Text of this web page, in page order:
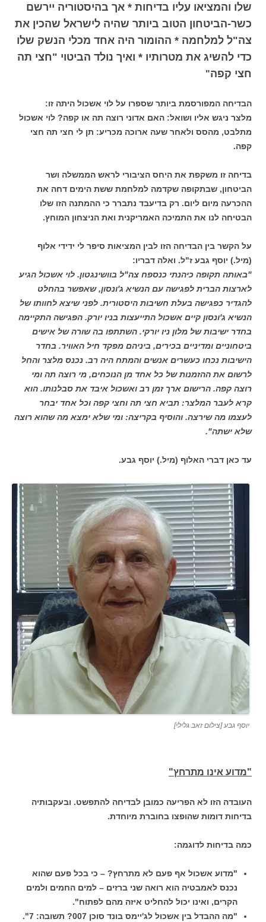
שלו והמציאו עליו בדיחות * אך בהיסטוריה יירשם
כשר-הביטחון הטוב ביותר שהיה לישראל שהכין את
צה"ל למלחמה * ההומור היה אחד מכלי הנשק שלו
כדי להשיג את מטרותיו * ואיך נולד הביטוי "חצי תה
חצי קפה"
הבדיחה המפורסמת ביותר שספרו על לוי אשכול היתה זו:
מלצר ניגש אליו ושואל: האם אדוני רוצה תה או קפה? לוי אשכול
מתלבט, מהסס ולאחר שעה ארוכה מכריע: תן לי חצי תה חצי
קפה.
בדיחה זו משקפת את היחס הציבורי לראש הממשלה ושר
הביטחון, שבתקופה שקדמה למלחמת ששת הימים דחה את
ההכרעה מיום ליום. רק בדיעבד נתברר כי ההמתנה הזו שלו
הבטיחה לנו את התמיכה האמריקנית ואת הניצחון המוחץ.
על הקשר בין הבדיחה הזו לבין המציאות סיפר לי ידידי אלוף
(מיל.) יוסף גבע ז"ל. ואלה דבריו:
"באותה תקופה כיהנתי כנספח צה"ל בוושינגטון. לוי אשכול הגיע
לארצות הברית לפגישה עם הנשיא ג'ונסון, שאפשר בהחלט
להגדיר כפגישה בעלת חשיבות היסטורית. לפני שיצא לחוותו של
הנשיא ג'ונסון קיים אשכול התייעצות בניו יורק. הפגישה התקיימה
בחדר ישיבות של מלון ניו יורקי. השתתפו בה שורה של אישים
ביטחוניים ומדיניים בכירים, ביניהם מפקד חיל האוויר. בחדר
הישיבות נכחו כעשרים אנשים והמתח היה רב. נכנס מלצר והחל
לרשום את ההזמנות של כל אחד מן הנוכחים, מי רוצה תה ומי
רוצה קפה. הרישום ארך זמן רב ואשכול איבד את סבלנותו. הוא
קרא לעבר המלצר: תביא חצי תה וחצי קפה וכל אחד יבחר
לעצמו מה שירצה. והוסיף בקריצה: ומי שלא ימצא מה שהוא רוצה
שלא ישתה".
עד כאן דברי האלוף (מיל.) יוסף גבע.
יוסף גבע [צילום זאב גלילי]
"מדוע אינו מתרחץ"
העובדה הזו לא הפריעה כמובן לבדיחה להתפשט. ובעקבותיה
בדיחות דומות שהופצו בחוברת מיוחדת.
כמה בדיחות לדוגמה:
"מדוע אשכול אף פעם לא מתרחץ? – כי בכל פעם שהוא
נכנס לאמבטיה הוא רואה שני ברזים – למים החמים ולמים
הקרים, ואינו יכול להחליט איזה מהם לפתוח".
"מה ההבדל בין אשכול לג'יימס בונד סוכן 007? תשובה: 7".